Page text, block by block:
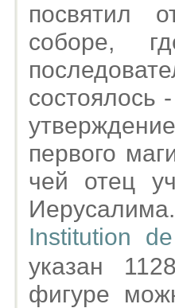
посвятил
соборе,
состоялось
первого
чей отец
Institution
указан
фигуре